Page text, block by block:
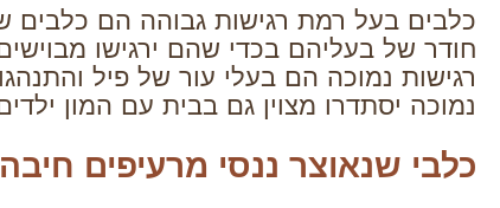
כלבים בעל רמת רגישות גבוהה הם כלבים
חודר של בעליהם בכדי שהם ירגישו
רגישות נמוכה הם בעלי עור של פיל
נמוכה יסתדרו מצוין גם בבית עם המון
כלבי שנאוצר ננסי מרעיפים